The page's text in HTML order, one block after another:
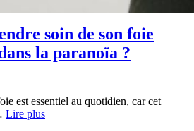
soin de son foie
la paranoïa ?
est essentiel au quotidien, car cet
Lire plus